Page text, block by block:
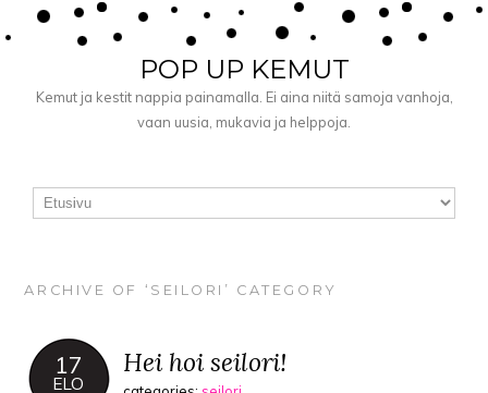
POP UP KEMUT
Kemut ja kestit nappia painamalla. Ei aina niitä samoja vanhoja,
vaan uusia, mukavia ja helppoja.
ARCHIVE OF ‘SEILORI’ CATEGORY
17
ELO
Hei hoi seilori!